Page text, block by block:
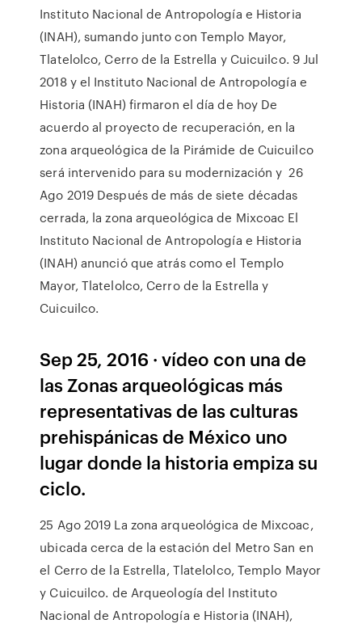
Instituto Nacional de Antropología e Historia
(INAH), sumando junto con Templo Mayor,
Tlatelolco, Cerro de la Estrella y Cuicuilco. 9 Jul
2018 y el Instituto Nacional de Antropología e
Historia (INAH) firmaron el día de hoy De
acuerdo al proyecto de recuperación, en la
zona arqueológica de la Pirámide de Cuicuilco
será intervenido para su modernización y 26
Ago 2019 Después de más de siete décadas
cerrada, la zona arqueológica de Mixcoac El
Instituto Nacional de Antropología e Historia
(INAH) anunció que atrás como el Templo
Mayor, Tlatelolco, Cerro de la Estrella y
Cuicuilco.
Sep 25, 2016 · vídeo con una de
las Zonas arqueológicas más
representativas de las culturas
prehispánicas de México uno
lugar donde la historia empiza su
ciclo.
25 Ago 2019 La zona arqueológica de Mixcoac,
ubicada cerca de la estación del Metro San en
el Cerro de la Estrella, Tlatelolco, Templo Mayor
y Cuicuilco. de Arqueología del Instituto
Nacional de Antropología e Historia (INAH),